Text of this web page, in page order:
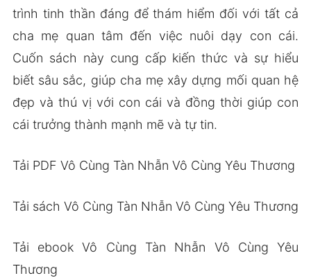
trình tinh thần đáng để thám hiểm đối với tất cả
cha mẹ quan tâm đến việc nuôi dạy con cái.
Cuốn sách này cung cấp kiến thức và sự hiểu
biết sâu sắc, giúp cha mẹ xây dựng mối quan hệ
đẹp và thú vị với con cái và đồng thời giúp con
cái trưởng thành mạnh mẽ và tự tin.
Tải PDF Vô Cùng Tàn Nhẫn Vô Cùng Yêu Thương
Tải sách Vô Cùng Tàn Nhẫn Vô Cùng Yêu Thương
Tải ebook Vô Cùng Tàn Nhẫn Vô Cùng Yêu
Thương